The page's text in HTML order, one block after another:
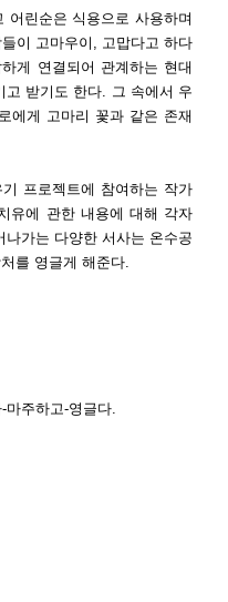
어린순은 식용으로 사용하며
이 고마우이, 고맙다고 하다
게 연결되어 관계하는 현대
고 받기도 한다. 그 속에서 우
에게 고마리 꽃과 같은 존재
프로젝트에 참여하는 작가
유에 관한 내용에 대해 각자
나가는 다양한 서사는 온수공
를 영글게 해준다.
주하고-영글다.